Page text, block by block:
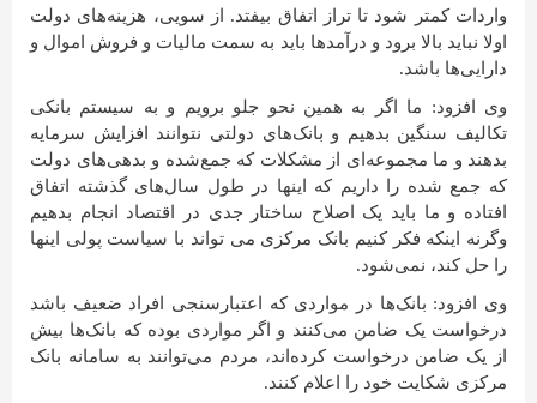
واردات کمتر شود تا تراز اتفاق بیفتد. از سویی، هزینه‌های دولت
اولا نباید بالا برود و درآمدها باید به سمت مالیات و فروش اموال و
دارایی‌ها باشد.
وی افزود: ما اگر به همین نحو جلو برویم و به سیستم بانکی
تکالیف سنگین بدهیم و بانک‌های دولتی نتوانند افزایش سرمایه
بدهند و ما مجموعه‌ای از مشکلات که جمع‌شده و بدهی‌های دولت
که جمع شده را داریم که اینها در طول سال‌های گذشته اتفاق
افتاده و ما باید یک اصلاح ساختار جدی در اقتصاد انجام بدهیم
وگرنه اینکه فکر کنیم بانک مرکزی می تواند با سیاست پولی اینها
را حل کند، نمی‌شود.
وی افزود: بانک‌ها در مواردی که اعتبارسنجی افراد ضعیف باشد
درخواست یک ضامن می‌کنند و اگر مواردی بوده که بانک‌ها بیش
از یک ضامن درخواست کرده‌اند، مردم می‌توانند به سامانه بانک
مرکزی شکایت خود را اعلام کنند.